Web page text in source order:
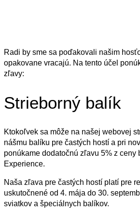
Radi by sme sa poďakovali našim
opakovane vracajú. Na tento účel
zľavy:
Strieborný balík
Ktokoľvek sa môže na našej webovej
nášmu balíku pre častých hostí a pri
ponúkame dodatočnú zľavu 5% z ceny
Experience.
Naša zľava pre častých hostí platí pre
uskutočnené od 4. mája do 30.
sviatkov a špeciálnych balíkov.